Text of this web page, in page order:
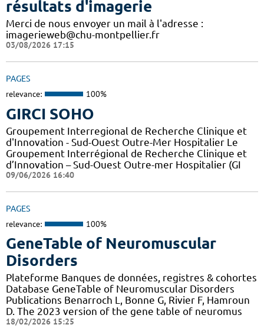
résultats d'imagerie
Merci de nous envoyer un mail à l'adresse :
imagerieweb@chu-montpellier.fr
03/08/2026 17:15
PAGES
relevance: 100%
GIRCI SOHO
Groupement Interregional de Recherche Clinique et
d'Innovation - Sud-Ouest Outre-Mer Hospitalier Le
Groupement Interrégional de Recherche Clinique et
d’Innovation – Sud-Ouest Outre-mer Hospitalier (GI
09/06/2026 16:40
PAGES
relevance: 100%
GeneTable of Neuromuscular
Disorders
Plateforme Banques de données, registres & cohortes
Database GeneTable of Neuromuscular Disorders
Publications Benarroch L, Bonne G, Rivier F, Hamroun
D. The 2023 version of the gene table of neuromus
18/02/2026 15:25